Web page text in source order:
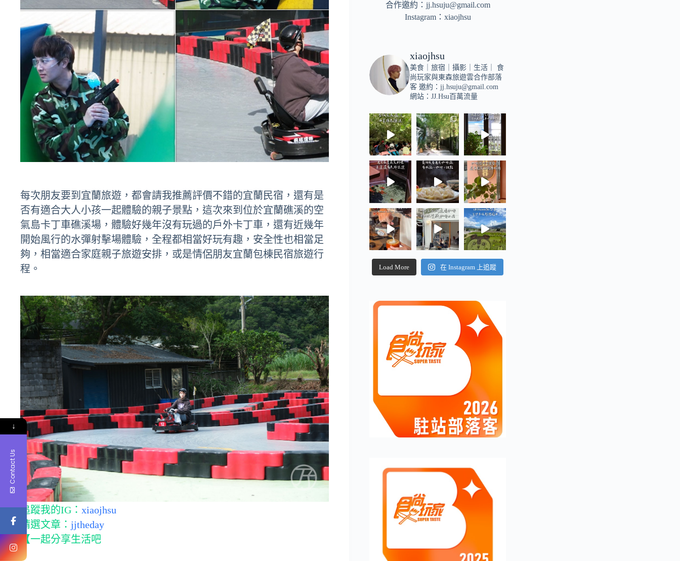
每次朋友要到宜蘭旅遊，都會請我推薦評價不錯的宜蘭民宿，還有是
否有適合大人小孩一起體驗的親子景點，這次來到位於宜蘭礁溪的空
氣島卡丁車礁溪場，體驗好幾年沒有玩過的戶外卡丁車，還有近幾年
開始風行的水彈射擊場體驗，全程都相當好玩有趣，安全性也相當足
夠，相當適合家庭親子旅遊安排，或是情侶朋友宜蘭包棟民宿旅遊行
程。
追蹤我的IG： xiaojhsu
精選文章： jjtheday
【一起分享生活吧
合作邀約： jj.hsuju@gmail.com
Instagram： xiaojhsu
xiaojhsu
美食｜旅宿｜攝影｜生活｜
食
尚玩家與東森旅遊雲合作部落
客 邀約： jj.hsuju@gmail.com
網站：JJ.Hsu百萬流量
Load More 在 Instagram 上追蹤
↓
Contact Us